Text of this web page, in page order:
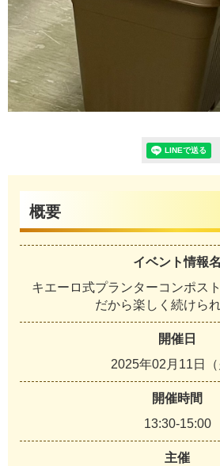
概要
イベント情報名
キエーロ式プランターコンポス
だから楽しく続けられ
開催日
2025年02月11日（
開催時間
13:30-15:00
主催